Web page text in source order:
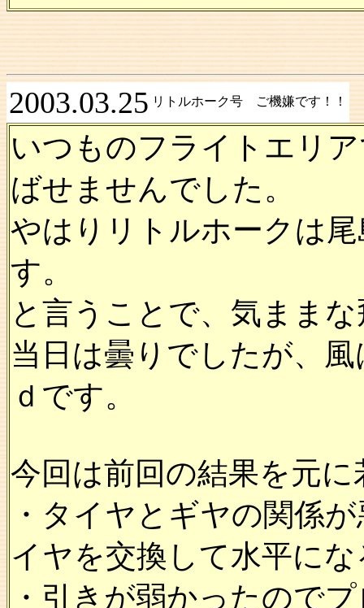
2003.03.25 リトルホーク号 ご機嫌です！！
いつものフライトエリ
ばせませんでした。
やはりリトルホークは
す。
と言うことで、気まま
当日は曇りでしたが、
ｄです。
今回は前回の結果を元
・タイヤとギヤの関係
イヤを交換して水平に
・引きが弱かったので